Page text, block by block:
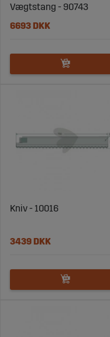
Vægtstang - 90743
6693 DKK
Kniv - 10016
3439 DKK